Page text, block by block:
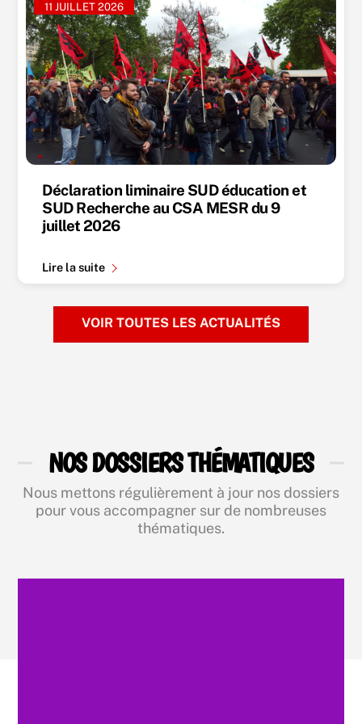
11 JUILLET 2026
Déclaration liminaire SUD éducation et
SUD Recherche au CSA MESR du 9
juillet 2026
Lire la suite
VOIR TOUTES LES ACTUALITÉS
NOS DOSSIERS THÉMATIQUES
Nous mettons régulièrement à jour nos dossiers
pour vous accompagner sur de nombreuses
thématiques.